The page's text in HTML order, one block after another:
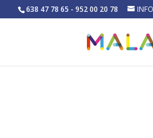
638 47 78 65 - 952 00 20 78